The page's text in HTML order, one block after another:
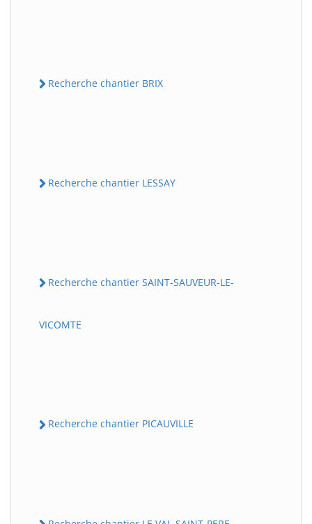
Recherche chantier BRIX
Recherche chantier LESSAY
Recherche chantier SAINT-SAUVEUR-LE-
VICOMTE
Recherche chantier PICAUVILLE